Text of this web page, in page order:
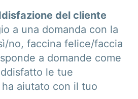
del cliente
a una domanda con la
no, faccina felice/faccia
a domande come
le tue
ha aiutato con il tuo